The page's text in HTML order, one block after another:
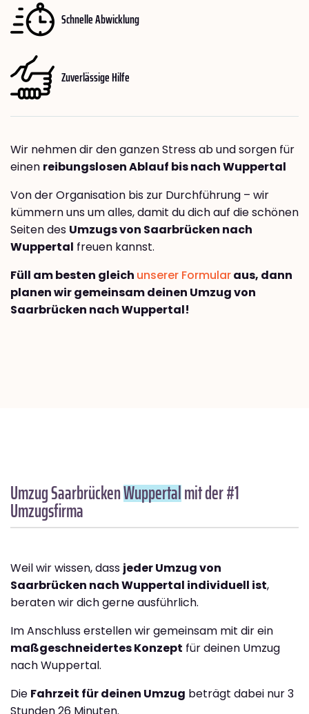
Schnelle Abwicklung
Zuverlässige Hilfe
Wir nehmen dir den ganzen Stress ab und sorgen für
einen reibungslosen Ablauf bis nach Wuppertal
Von der Organisation bis zur Durchführung – wir
kümmern uns um alles, damit du dich auf die schönen
Seiten des Umzugs von Saarbrücken nach
Wuppertal freuen kannst.
Füll am besten gleich unserer Formularaus, dann
planen wir gemeinsam deinen Umzug von
Saarbrücken nach Wuppertal!
Umzug SaarbrückenWuppertalmit der #1
Umzugsfirma
Weil wir wissen, dass jeder Umzug von
Saarbrücken nach Wuppertal individuell ist,
beraten wir dich gerne ausführlich.
Im Anschluss erstellen wir gemeinsam mit dir ein
maßgeschneidertes Konzept für deinen Umzug
nach Wuppertal.
Die Fahrzeit für deinen Umzug beträgt dabei nur 3